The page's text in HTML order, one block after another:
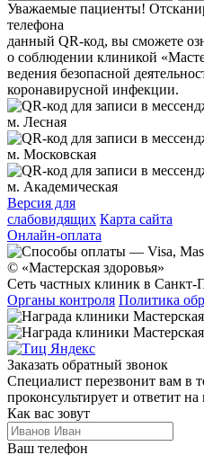
Уважаемые пациенты!
телефона
данный QR-код, вы сможете
о соблюдении клиникой
ведения безопасной
коронавирусной инфекции.
м. Лесная
м. Московская
м. Академическая
Версия для
слабовидящих Карта сайта
Онлайн-оплата
© «Мастерская здоровья»
Сеть частных клиник в Санкт-
Органы контроля Политика
Заказать обратный звонок
Специалист перезвонит вам в
проконсультирует и ответит
Как вас зовут
Ваш телефон